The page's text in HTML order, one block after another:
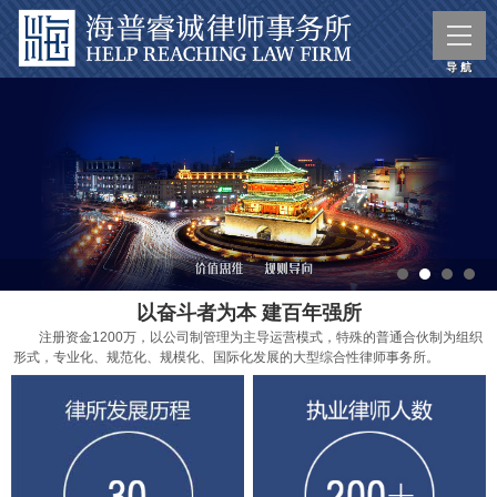
以奋斗者为本 建百年强所
注册资金1200万，以公司制管理为主导运营模式，特殊的普通合伙制为组织
形式，专业化、规范化、规模化、国际化发展的大型综合性律师事务所。